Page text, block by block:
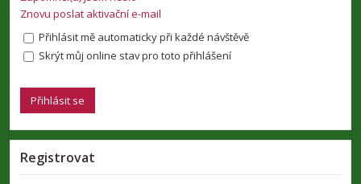
Znovu poslat aktivační e-mail
Přihlásit mě automaticky při každé návštěvě
Skrýt můj online stav pro toto přihlášení
Registrovat